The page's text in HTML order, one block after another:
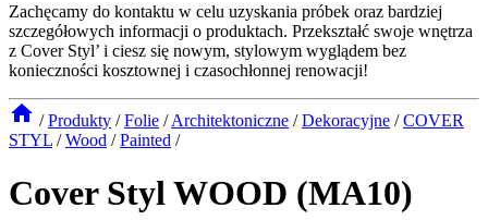
Zachęcamy do kontaktu w celu uzyskania próbek oraz bardziej
szczegółowych informacji o produktach. Przekształć swoje wnętrza
z Cover Styl’ i ciesz się nowym, stylowym wyglądem bez
konieczności kosztownej i czasochłonnej renowacji!
/ Produkty / Folie / Architektoniczne / Dekoracyjne / COVER
STYL / Wood / Painted /
Cover Styl WOOD (MA10)